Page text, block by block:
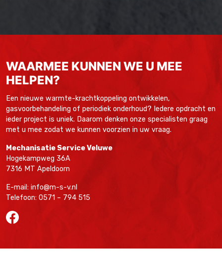
WAARMEE KUNNEN WE U MEE
HELPEN?
Een nieuwe warmte-krachtkoppeling ontwikkelen,
gasvoorbehandeling of periodiek onderhoud? Iedere opdracht en
ieder project is uniek. Daarom denken onze specialisten graag
met u mee zodat we kunnen voorzien in uw vraag.
Mechanisatie Service Veluwe
Hogekampweg 36A
7316 MT Apeldoorn
E-mail: info@m-s-v.nl
Telefoon: 0571 – 794 515